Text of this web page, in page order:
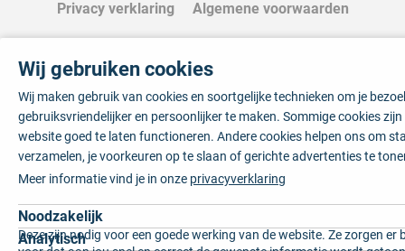
Privacy verklaring Algemene voorwaarden
Wij gebruiken cookies
Wij maken gebruik van cookies en soortgelijke technieken om je
gebruiksvriendelijker en persoonlijker te maken. Sommige cookies
website goed te laten functioneren. Andere cookies helpen ons om
verzamelen, je voorkeuren op te slaan of gerichte advertenties te
Meer informatie vind je in onze privacyverklaring
Noodzakelijk
Deze zijn nodig voor een goede werking van de website. Ze zorgen er
Analytisch